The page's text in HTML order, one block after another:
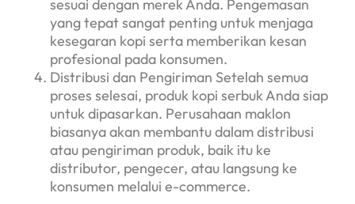
sesuai dengan merek Anda. Pengemasan
yang tepat sangat penting untuk menjaga
kesegaran kopi serta memberikan kesan
profesional pada konsumen.
Distribusi dan Pengiriman Setelah semua
proses selesai, produk kopi serbuk Anda siap
untuk dipasarkan. Perusahaan maklon
biasanya akan membantu dalam distribusi
atau pengiriman produk, baik itu ke
distributor, pengecer, atau langsung ke
konsumen melalui e-commerce.